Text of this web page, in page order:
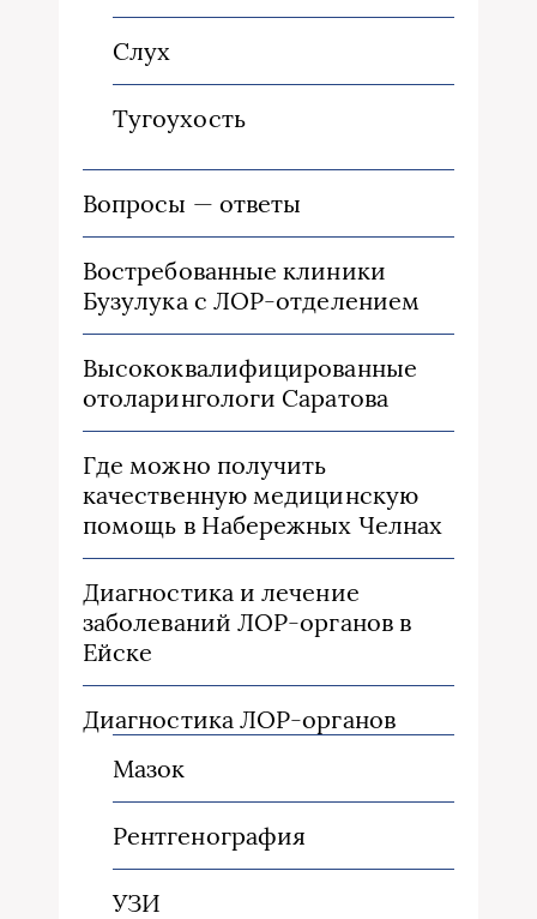
Слух
Тугоухость
Вопросы — ответы
Востребованные клиники
Бузулука с ЛОР-отделением
Высококвалифицированные
отоларингологи Саратова
Где можно получить
качественную медицинскую
помощь в Набережных Челнах
Диагностика и лечение
заболеваний ЛОР-органов в
Ейске
Диагностика ЛОР-органов
Мазок
Рентгенография
УЗИ